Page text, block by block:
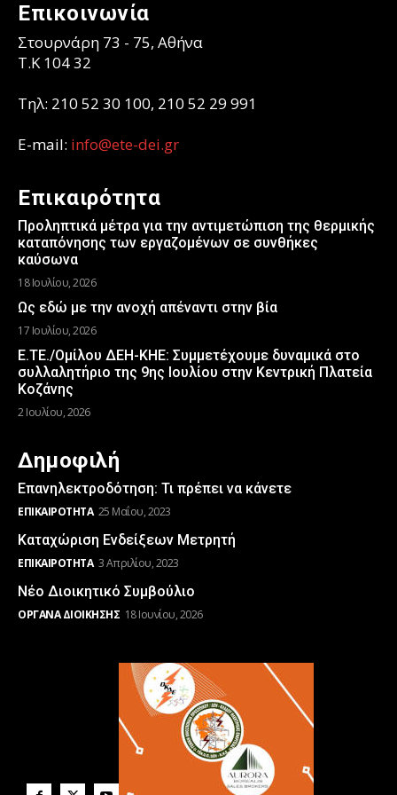
Επικοινωνία
Στουρνάρη 73 - 75, Αθήνα
T.K 104 32
Τηλ: 210 52 30 100, 210 52 29 991
E-mail: info@ete-dei.gr
Επικαιρότητα
Προληπτικά μέτρα για την αντιμετώπιση της θερμικής
καταπόνησης των εργαζομένων σε συνθήκες
καύσωνα
18 Ιουλίου, 2026
Ως εδώ με την ανοχή απέναντι στην βία
17 Ιουλίου, 2026
Ε.ΤΕ./Ομίλου ΔΕΗ-ΚΗΕ: Συμμετέχουμε δυναμικά στο
συλλαλητήριο της 9ης Ιουλίου στην Κεντρική Πλατεία
Κοζάνης
2 Ιουλίου, 2026
Δημοφιλή
Επανηλεκτροδότηση: Τι πρέπει να κάνετε
ΕΠΙΚΑΙΡΌΤΗΤΑ 25 Μαΐου, 2023
Καταχώριση Ενδείξεων Μετρητή
ΕΠΙΚΑΙΡΌΤΗΤΑ 3 Απριλίου, 2023
Νέο Διοικητικό Συμβούλιο
ΌΡΓΑΝΑ ΔΙΟΊΚΗΣΗΣ 18 Ιουνίου, 2026